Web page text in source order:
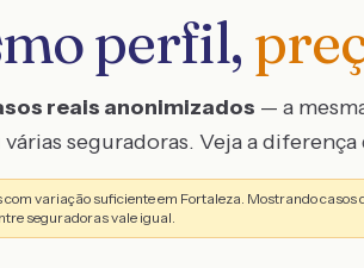
perfil,
reais anonimizados — a
seguradoras. Veja a
com variação suficiente em Fortaleza. Mostrando
seguradoras vale igual.